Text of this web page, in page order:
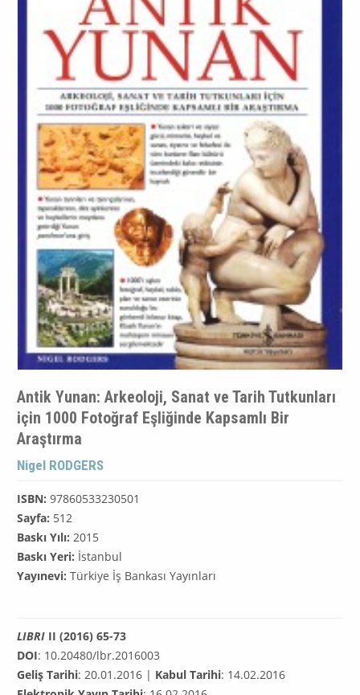
Antik Yunan: Arkeoloji, Sanat ve Tarih Tutkunları
için 1000 Fotoğraf Eşliğinde Kapsamlı Bir
Araştırma
Nigel RODGERS
ISBN:97860533230501
Sayfa: 512
Baskı Yılı: 2015
Baskı Yeri: İstanbul
Yayınevi: Türkiye İş Bankası Yayınları
LIBRI II (2016) 65-73
DOI: 10.20480/lbr.2016003
Geliş Tarihi: 20.01.2016 | Kabul Tarihi: 14.02.2016